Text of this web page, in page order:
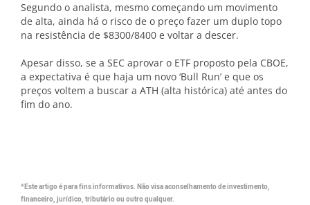
Segundo o analista, mesmo começando um movimento
de alta, ainda há o risco de o preço fazer um duplo topo
na resistência de $8300/8400 e voltar a descer.
Apesar disso, se a SEC aprovar o ETF proposto pela CBOE,
a expectativa é que haja um novo ‘Bull Run’ e que os
preços voltem a buscar a ATH (alta histórica) até antes do
fim do ano.
*Este artigo é para fins informativos. Não visa aconselhamento de investimento,
financeiro, jurídico, tributário ou outro qualquer.